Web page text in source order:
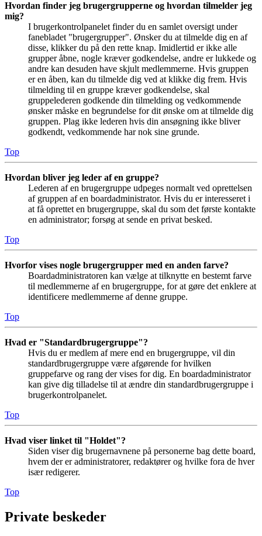
Hvordan finder jeg brugergrupperne og hvordan tilmelder jeg
mig?
I brugerkontrolpanelet finder du en samlet oversigt under
fanebladet "brugergrupper". Ønsker du at tilmelde dig en af
disse, klikker du på den rette knap. Imidlertid er ikke alle
grupper åbne, nogle kræver godkendelse, andre er lukkede og
andre kan desuden have skjult medlemmerne. Hvis gruppen
er en åben, kan du tilmelde dig ved at klikke dig frem. Hvis
tilmelding til en gruppe kræver godkendelse, skal
gruppelederen godkende din tilmelding og vedkommende
ønsker måske en begrundelse for dit ønske om at tilmelde dig
gruppen. Plag ikke lederen hvis din ansøgning ikke bliver
godkendt, vedkommende har nok sine grunde.
Top
Hvordan bliver jeg leder af en gruppe?
Lederen af en brugergruppe udpeges normalt ved oprettelsen
af gruppen af en boardadministrator. Hvis du er interesseret i
at få oprettet en brugergruppe, skal du som det første kontakte
en administrator; forsøg at sende en privat besked.
Top
Hvorfor vises nogle brugergrupper med en anden farve?
Boardadministratoren kan vælge at tilknytte en bestemt farve
til medlemmerne af en brugergruppe, for at gøre det enklere at
identificere medlemmerne af denne gruppe.
Top
Hvad er "Standardbrugergruppe"?
Hvis du er medlem af mere end en brugergruppe, vil din
standardbrugergruppe være afgørende for hvilken
gruppefarve og rang der vises for dig. En boardadministrator
kan give dig tilladelse til at ændre din standardbrugergruppe i
brugerkontrolpanelet.
Top
Hvad viser linket til "Holdet"?
Siden viser dig brugernavnene på personerne bag dette board,
hvem der er administratorer, redaktører og hvilke fora de hver
især redigerer.
Top
Private beskeder